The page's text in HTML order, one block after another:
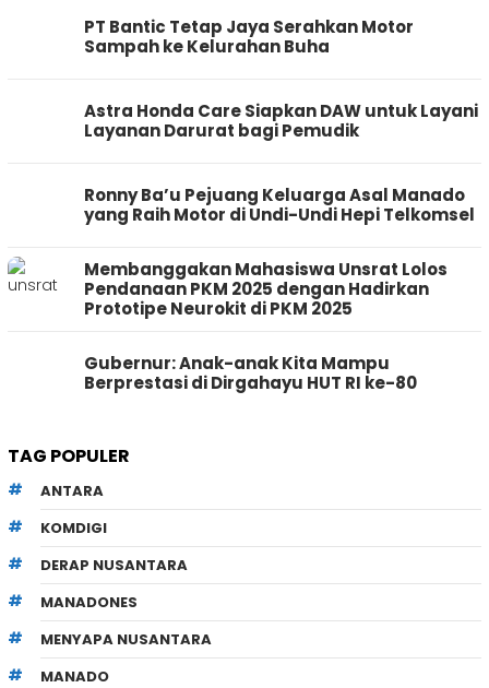
PT Bantic Tetap Jaya Serahkan Motor
Sampah ke Kelurahan Buha
Astra Honda Care Siapkan DAW untuk Layani
Layanan Darurat bagi Pemudik
Ronny Ba’u Pejuang Keluarga Asal Manado
yang Raih Motor di Undi-Undi Hepi Telkomsel
Membanggakan Mahasiswa Unsrat Lolos
Pendanaan PKM 2025 dengan Hadirkan
Prototipe Neurokit di PKM 2025
Gubernur: Anak-anak Kita Mampu
Berprestasi di Dirgahayu HUT RI ke-80
TAG POPULER
ANTARA
KOMDIGI
DERAP NUSANTARA
MANADONES
MENYAPA NUSANTARA
MANADO